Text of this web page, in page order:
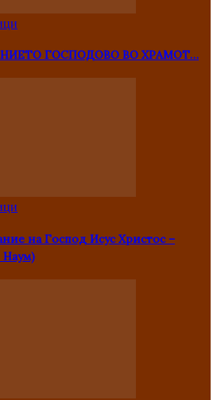
ГОСПОДОВО ВО ХРАМОТ…
на Господ Исус Христос –